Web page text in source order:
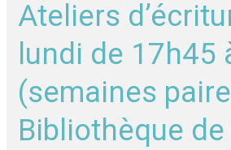
Ateliers
lundi de 17h45
(semaines
Bibliothèque de
–
17h45
à
19h15
(semaines